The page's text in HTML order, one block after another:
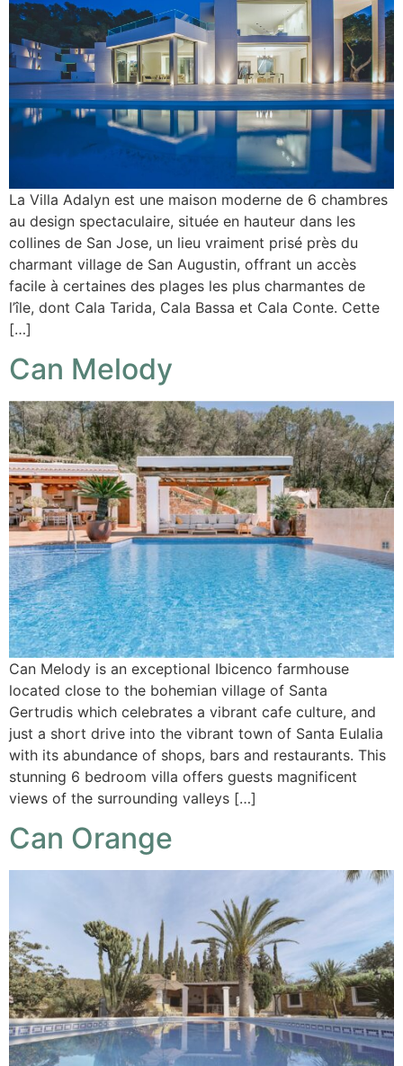
La Villa Adalyn est une maison moderne de 6 chambres
au design spectaculaire, située en hauteur dans les
collines de San Jose, un lieu vraiment prisé près du
charmant village de San Augustin, offrant un accès
facile à certaines des plages les plus charmantes de
l’île, dont Cala Tarida, Cala Bassa et Cala Conte. Cette
[…]
Can Melody
Can Melody is an exceptional Ibicenco farmhouse
located close to the bohemian village of Santa
Gertrudis which celebrates a vibrant cafe culture, and
just a short drive into the vibrant town of Santa Eulalia
with its abundance of shops, bars and restaurants. This
stunning 6 bedroom villa offers guests magnificent
views of the surrounding valleys […]
Can Orange